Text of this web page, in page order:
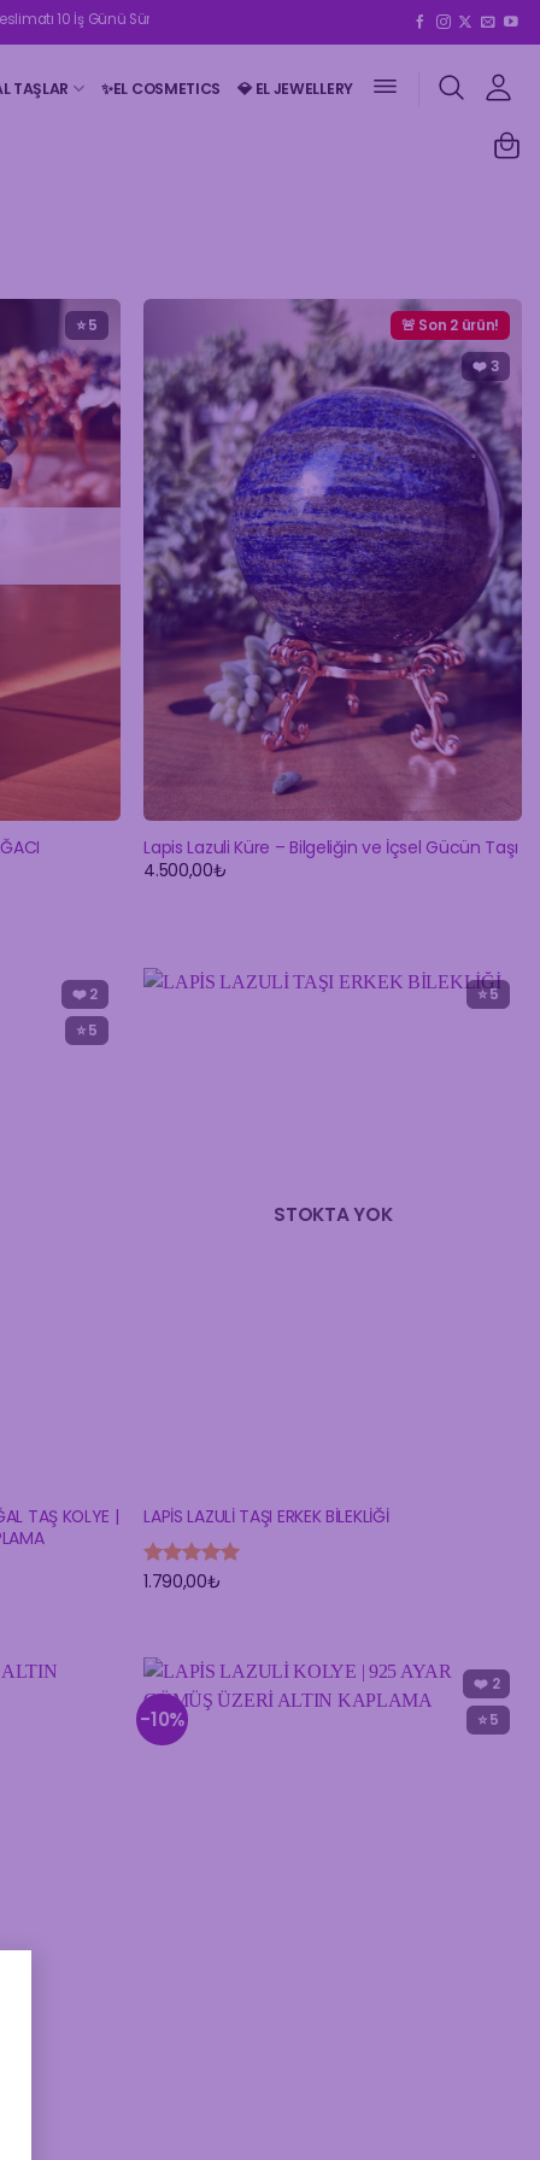
Sürebilmektedir | 2500₺ Ve Üzeri Kargo Ücretsizdir 🤍
TAŞLAR ✨EL COSMETICS 💎 EL JEWELLERY
⭐ 5
🚨 Son 2 ürün!
❤️3
Lapis Lazuli Küre – Bilgeliğin ve İçsel Gücün Taşı
4.500,00₺
❤️2
⭐ 5
TAŞ KOLYE |
⭐ 5
STOKTA YOK
LAPİS LAZULİ TAŞI ERKEK BİLEKLİĞİ
5 üzerinden
1.790,00₺
❤️ 2
⭐ 5
-10%